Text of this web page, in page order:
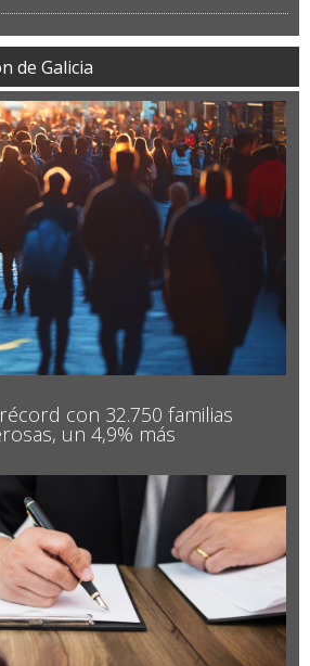
de Galicia
con 32.750 familias
un 4,9% más